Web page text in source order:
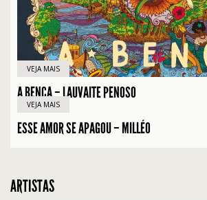
VEJA MAIS
A BENÇA – LAUVAITE PENOSO
VEJA MAIS
ESSE AMOR SE APAGOU – MILLÉO
ARTISTAS